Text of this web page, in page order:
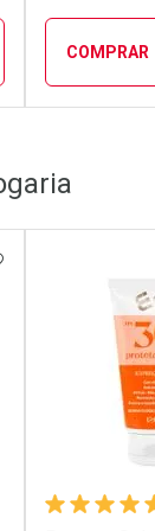
COMPRAR
Por
AOS